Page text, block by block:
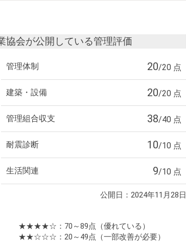
協会が公開している管理評価
管理体制 20/20 点
建築・設備 20/20 点
管理組合収支 38/40 点
耐震診断 10/10 点
生活関連 9/10 点
公開日：2024年11月28日
★★★★☆：70～89点 （優れている）
★★☆☆☆：20～49点 （一部改善が必要）